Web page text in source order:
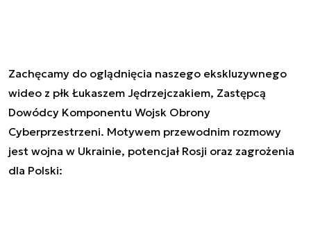
Zachęcamy do oglądnięcia naszego ekskluzywnego
wideo z płk Łukaszem Jędrzejczakiem, Zastępcą
Dowódcy Komponentu Wojsk Obrony
Cyberprzestrzeni. Motywem przewodnim rozmowy
jest wojna w Ukrainie, potencjał Rosji oraz zagrożenia
dla Polski: